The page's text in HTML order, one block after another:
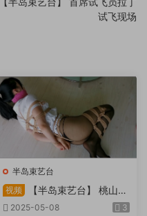
试飞现场
半岛束艺台
视频
【半岛束艺台】 桃山漫
画改编03 团缚美女超刺激玩
2025-05-08 3